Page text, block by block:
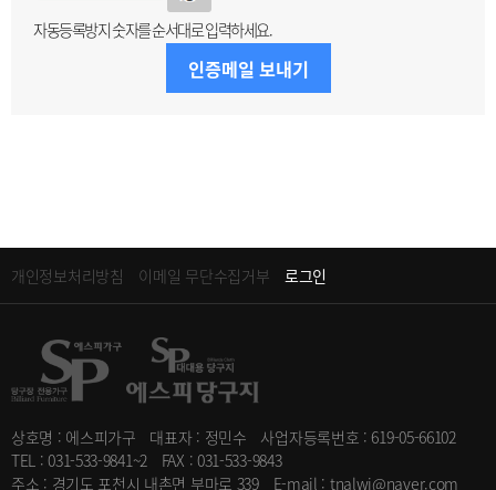
자동등록방지 숫자를 순서대로 입력하세요.
인증메일 보내기
개인정보처리방침 이메일 무단수집거부 로그인
상호명 : 에스피가구 대표자 : 정민수
사업자등록번호 : 619-05-66102
TEL : 031-533-9841~2
FAX : 031-533-9843
주소 : 경기도 포천시 내촌면 부마로 339
E-mail : tnalwj@naver.com